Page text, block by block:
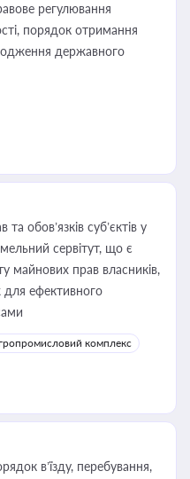
регулювання
порядок отримання
державного
обов’язків суб’єктів у
сервітут, що є
майнових прав власників,
для ефективного
комплекс
в’їзду, перебування,